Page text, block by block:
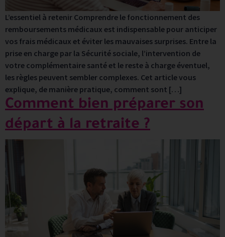
L’essentiel à retenir Comprendre le fonctionnement des
remboursements médicaux est indispensable pour anticiper
vos frais médicaux et éviter les mauvaises surprises. Entre la
prise en charge par la Sécurité sociale, l’intervention de
votre complémentaire santé et le reste à charge éventuel,
les règles peuvent sembler complexes. Cet article vous
explique, de manière pratique, comment sont […]
Comment bien préparer son
départ à la retraite ?